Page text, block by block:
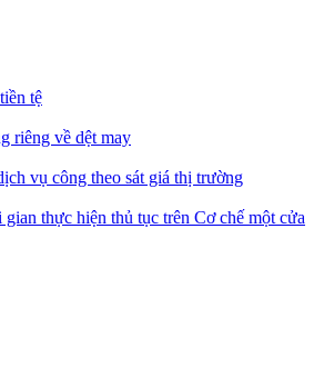
tệ
riêng về dệt may
vụ công theo sát giá thị trường
thực hiện thủ tục trên Cơ chế một cửa